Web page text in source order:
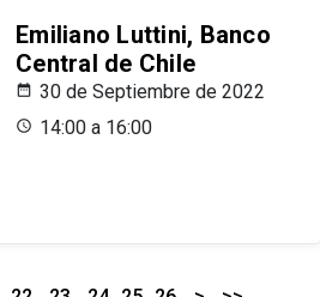
Emiliano Luttini, Banco
Central de Chile
30 de Septiembre de 2022
14:00 a 16:00